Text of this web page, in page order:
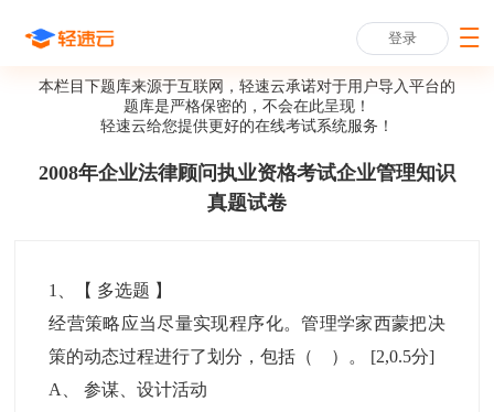
登录
本栏目下题库来源于互联网，轻速云承诺对于用户导入平台的
题库是严格保密的，不会在此呈现！
轻速云给您提供更好的在线考试系统服务！
2008年企业法律顾问执业资格考试企业管理知识
真题试卷
1 、【 多选题 】
经营策略应当尽量实现程序化。管理学家西蒙把决
策的动态过程进行了划分，包括（ ）。 [2,0.5分]
A
、参谋、设计活动